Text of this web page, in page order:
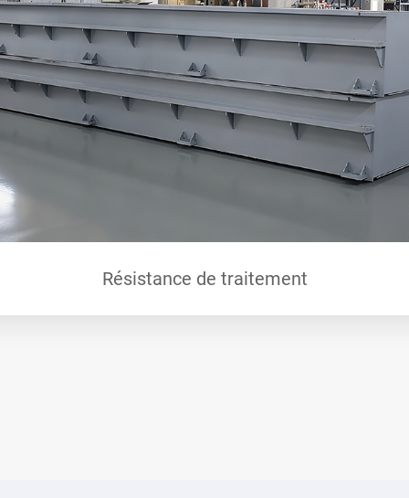
L'équipe technique de JIANMENG a
compris la RR, RRT, RPR, etc.
L’équipe de Su Gang a développé le
la coupe laser, le cisaillement et le
de positionnement causées par de
Résistance de traitement